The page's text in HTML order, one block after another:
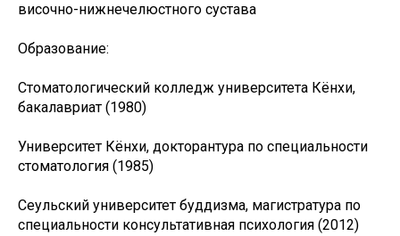
височно-нижнечелюстного сустава
Образование:
Стоматологический колледж университета Кёнхи,
бакалавриат (1980)
Университет Кёнхи, докторантура по специальности
стоматология (1985)
Сеульский университет буддизма, магистратура по
специальности консультативная психология (2012)